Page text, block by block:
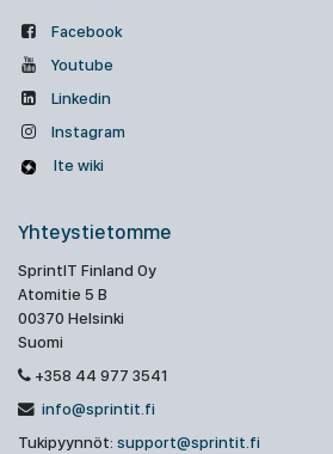
Facebook
Youtube
Linkedin
Instagram
Ite wiki
Yhteystietomme
SprintIT Finland Oy
Atomitie 5 B
00370 Helsinki
Suomi
+358 44 977 3541
info@sprintit.fi
Tukipyynnöt: support@sprintit.fi